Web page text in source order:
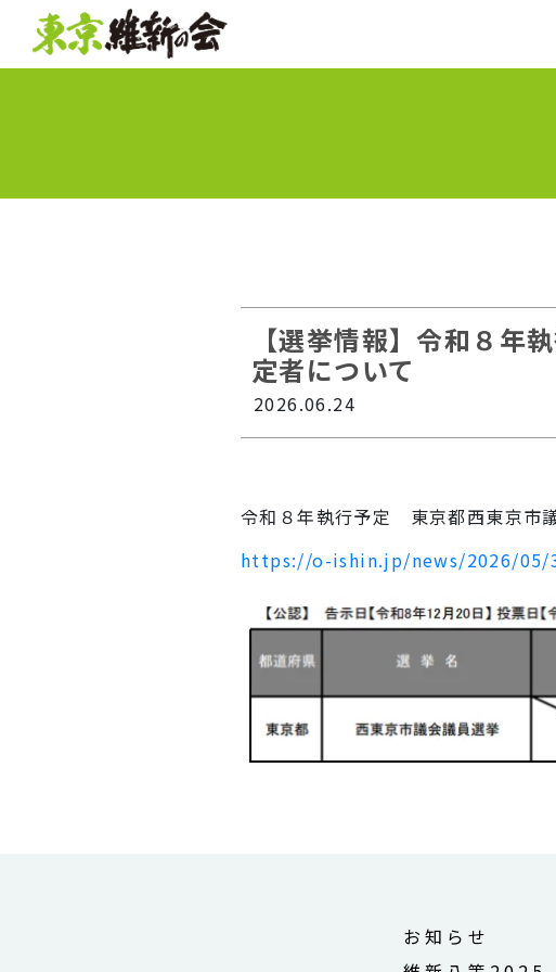
【選挙情報】令和８
定者について
2026.06.24
令和８年執行予定 東京都西東京市
https://o-ishin.jp/news/2026/05/
お知らせ